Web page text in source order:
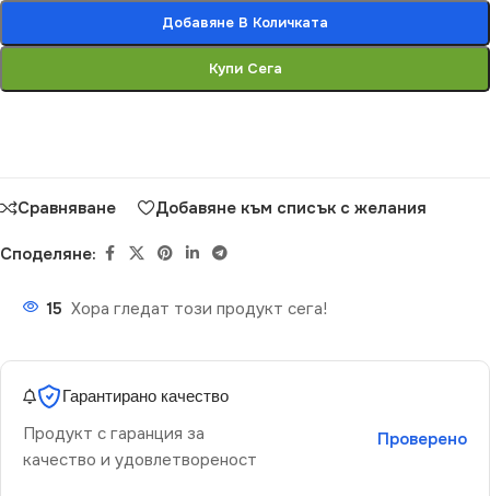
Добавяне В Количката
Купи Сега
Сравняване Добавяне към списък с желания
Споделяне:
15 Хора гледат този продукт сега!
Гарантирано качество
Продукт с гаранция за
качество и удовлетвореност
Проверено